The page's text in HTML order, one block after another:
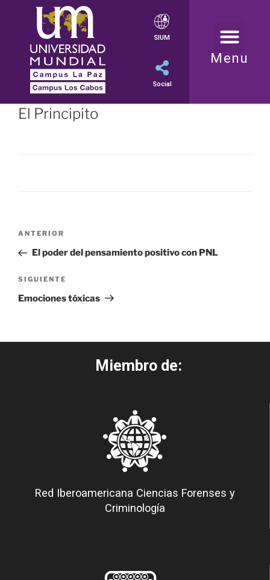
SIUM
Social
Menu
El Principito
ANTERIOR
El poder del pensamiento positivo con PNL
SIGUIENTE
Emociones tóxicas
Miembro de:
Red Iberoamericana Ciencias Forenses y
Criminología